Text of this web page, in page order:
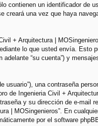
un identificador de
una vez que haya
+ Arquitectura |
lo que usted envía.
“su cuenta”) y
una contraseña
de Ingenieria Civil +
y su dirección de e-mail
| MOSingenieros”. En
por el software